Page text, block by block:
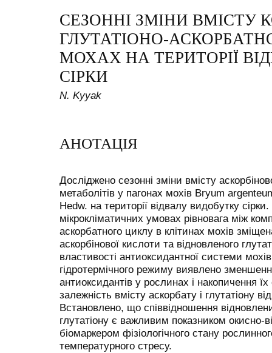
СЕЗОННІ ЗМІНИ ВМІСТУ
ГЛУТАТІОНО-
МОХАХ НА ТЕРИТОРІЇ
СІРКИ
N. Kyyak
АНОТАЦІЯ
Досліджено сезонні зміни вмісту
метаболітів у пагонах мохів Bryum
Hedw. на території відвалу видобутку
мікрокліматичних умовах рівновага між
аскорбатного циклу в клітинах мохів
аскорбінової кислоти та відновленого
властивості антиоксидантної системи
гідротермічного режиму виявлено
антиоксидантів у рослинах і накопичення
залежність вмісту аскорбату і глутатіону
Встановлено, що співвідношення
глутатіону є важливим показником окисно-
біомаркером фізіологічного стану
температурного стресу.